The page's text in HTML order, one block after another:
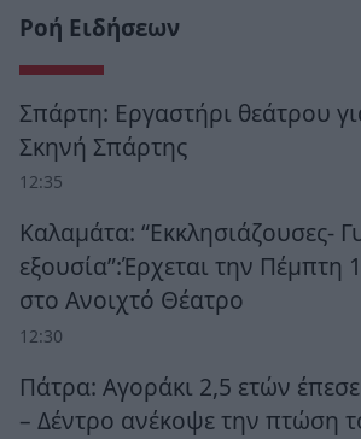
Ροή Ειδήσεων
Σπάρτη: Εργαστήρι θεάτρου
Σκηνή Σπάρτης
12:35
Καλαμάτα: “Εκκλησιάζουσες-
εξουσία”:Έρχεται την Πέμπτη
στο Ανοιχτό Θέατρο
12:30
Πάτρα: Αγοράκι 2,5 ετών
– Δέντρο ανέκοψε την πτώση